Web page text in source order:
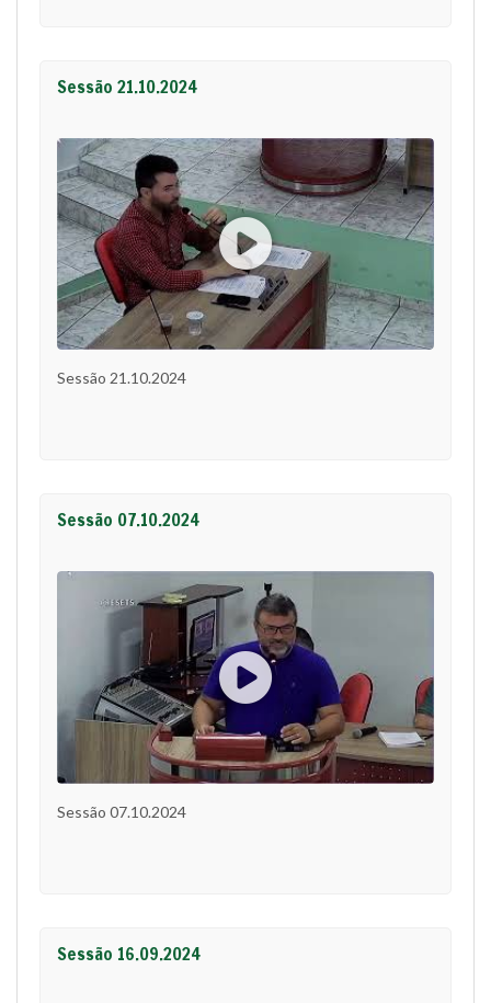
Sessão 21.10.2024
Sessão 21.10.2024
Sessão 07.10.2024
Sessão 07.10.2024
Sessão 16.09.2024